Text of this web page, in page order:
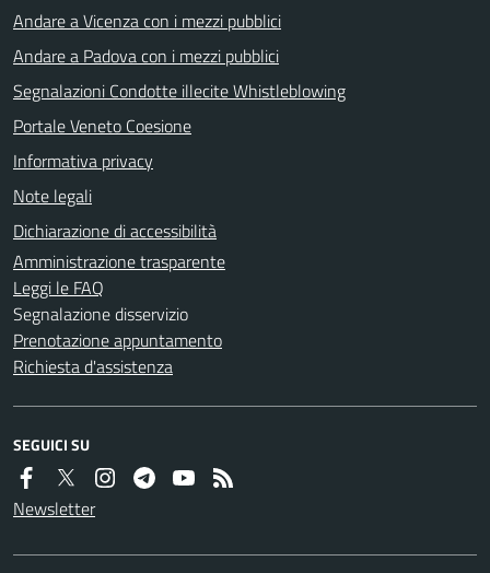
Andare a Vicenza con i mezzi pubblici
Andare a Padova con i mezzi pubblici
Segnalazioni Condotte illecite Whistleblowing
Portale Veneto Coesione
Informativa privacy
Note legali
Dichiarazione di accessibilità
Amministrazione trasparente
Leggi le FAQ
Segnalazione disservizio
Prenotazione appuntamento
Richiesta d'assistenza
SEGUICI SU
Newsletter